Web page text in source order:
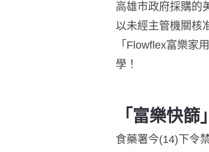
高雄市政府採購的
以未經主管機關核
「Flowflex富樂家
學！
「富樂快
食藥署今(14)下令